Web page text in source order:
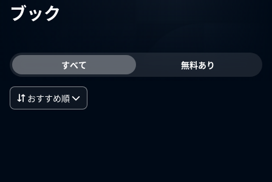
ブック
すべて 無料あり
おすすめ順